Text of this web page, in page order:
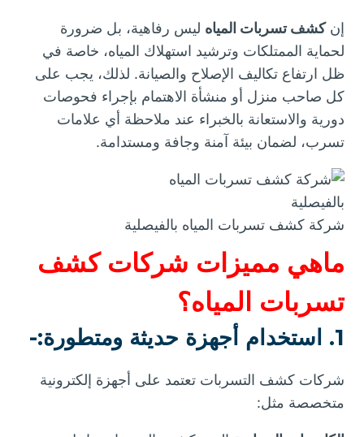
إنكشف تسربات المياه ليس رفاهية، بل ضرورة
لحماية الممتلكات وترشيد استهلاك المياه، خاصة في
ظل ارتفاع تكاليف الإصلاح والصيانة. لذلك، يجب على
كل صاحب منزل أو منشأة الاهتمام بإجراء فحوصات
دورية والاستعانة بالخبراء عند ملاحظة أي علامات
تسرب، لضمان بيئة آمنة وجافة ومستدامة.
شركة كشف تسربات المياه بالفيصلية
ماهي مميزات شركات كشف
تسربات المياه؟
1. استخدام أجهزة حديثة ومتطورة:-
شركات كشف التسربات تعتمد على أجهزة إلكترونية
متخصصة مثل: